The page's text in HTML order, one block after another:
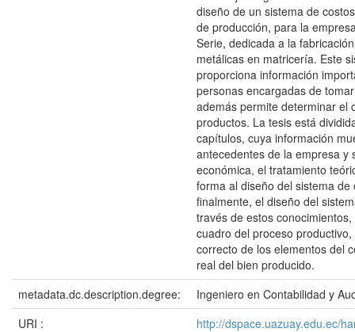
diseño de un sistema de
de producción, para la
Serie, dedicada a la
metálicas en matricería. Este
proporciona información
personas encargadas de
además permite determinar el
productos. La tesis está
capítulos, cuya información
antecedentes de la empresa y
económica, el tratamiento
forma al diseño del sistema de
finalmente, el diseño del
través de estos
cuadro del proceso
correcto de los elementos del
real del bien producido.
metadata.dc.description.degree:
Ingeniero en Contabilidad y
URI :
http://dspace.uazuay.edu.ec/